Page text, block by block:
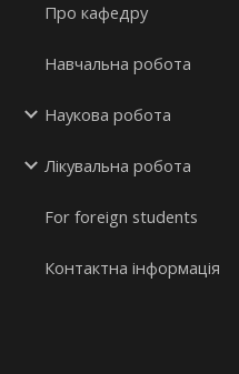
Про кафедру
Навчальна робота
Наукова робота
Лікувальна робота
For foreign students
Контактна інформація